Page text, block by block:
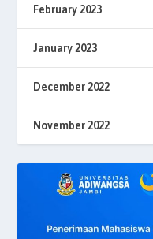
February 2023
January 2023
December 2022
November 2022